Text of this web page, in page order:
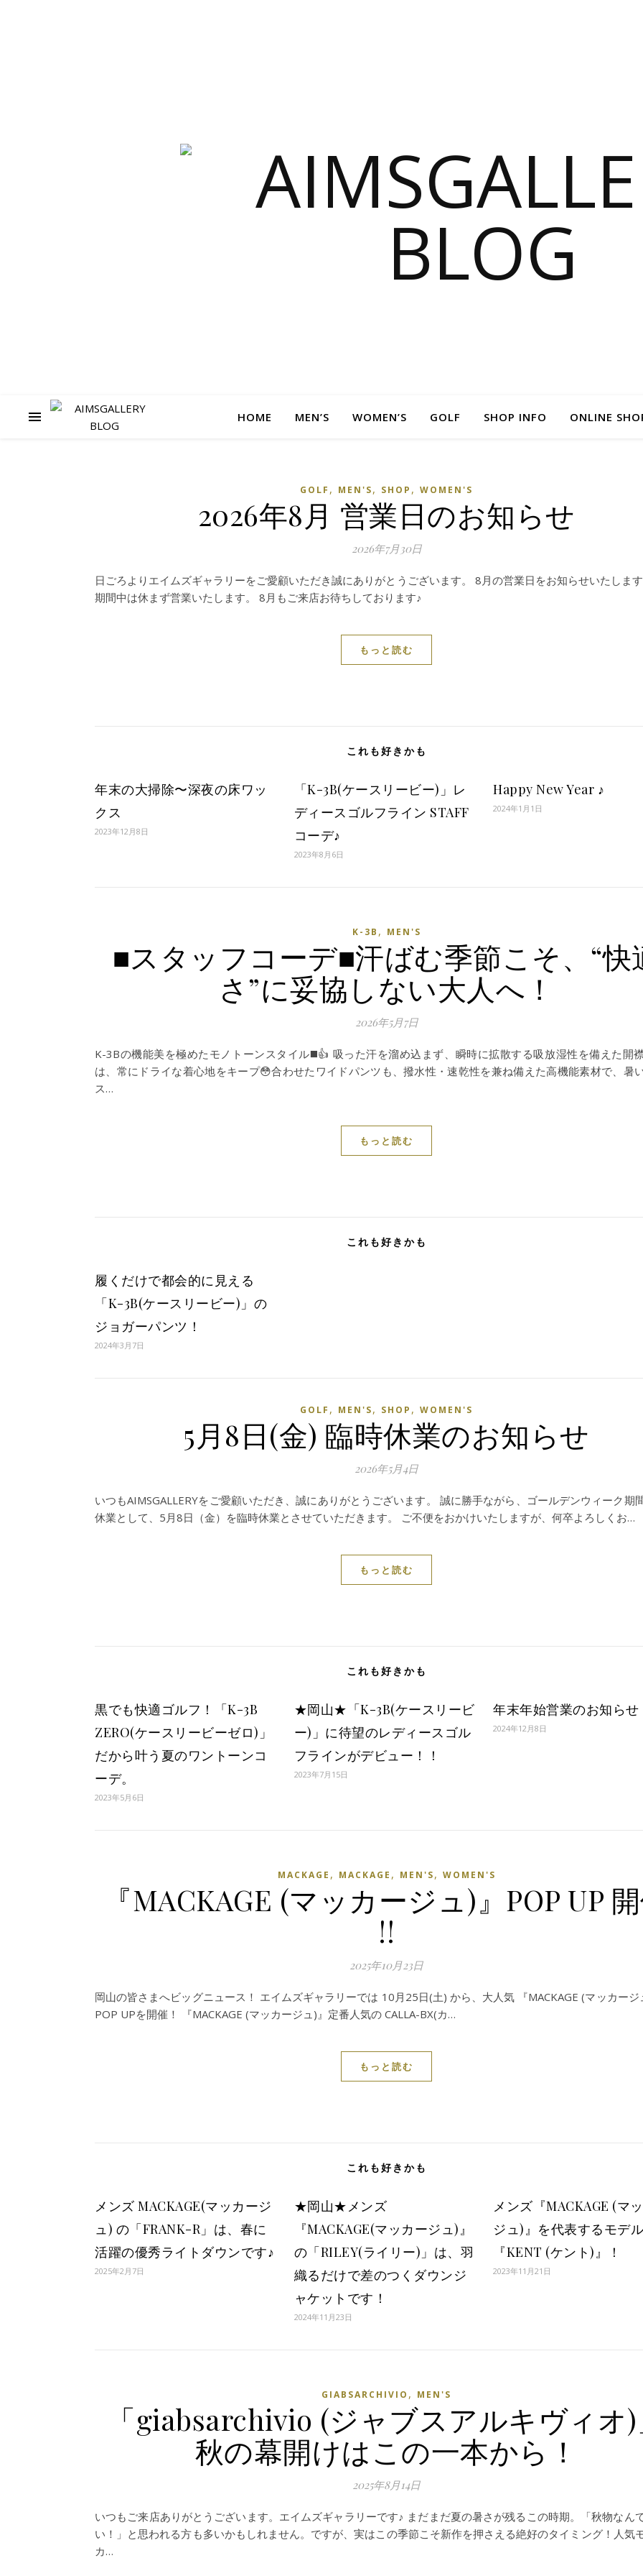
HOME MEN’S WOMEN’S GOLF SHOP INFO ONLINE
GOLF , MEN'S, SHOP , WOMEN'S
2026年8月 営業日のお知らせ
2026年7月30日
日ごろよりエイムズギャラリーをご愛顧いただき誠にありがとうございます。 8月の営業日をお知らせいたしま
期間中は休まず営業いたします。 8月もご来店お待ちしております♪
もっと読む
これも好きかも
年末の大掃除〜深夜の床ワッ
クス
2023年12月8日
「K-3B(ケースリービー)」レ
ディースゴルフライン STAFF
コーデ♪
2023年8月6日
Happy New Year ♪
2024年1月1日
K-3B , MEN'S
■スタッフコーデ■汗ばむ季節こそ、“快
さ”に妥協しない大人へ！
2026年5月7日
K-3Bの機能美を極めたモノトーンスタイル◼️👍 吸った汗を溜め込まず、瞬時に拡散する吸放湿性を備えた開
は、常にドライな着心地をキープ😳合わせたワイドパンツも、撥水性・速乾性を兼ね備えた高機能素材で、暑
ス…
もっと読む
これも好きかも
履くだけで都会的に見える
「K-3B(ケースリービー)」の
ジョガーパンツ！
2024年3月7日
GOLF , MEN'S, SHOP , WOMEN'S
5月8日(金) 臨時休業のお知らせ
2026年5月4日
いつもAIMSGALLERYをご愛顧いただき、誠にありがとうございます。 誠に勝手ながら、ゴールデンウィーク期
休業として、5月8日（金）を臨時休業とさせていただきます。 ご不便をおかけいたしますが、何卒よろしくお…
もっと読む
これも好きかも
黒でも快適ゴルフ！「K-3B
ZERO(ケースリービーゼロ)」
だから叶う夏のワントーンコ
ーデ。
2023年5月6日
★岡山★「K-3B(ケースリービ
ー)」に待望のレディースゴル
フラインがデビュー！！
2023年7月15日
年末年始営業のお知らせ
2024年12月8日
MACKAGE , MACKAGE , MEN'S, WOMEN'S
『MACKAGE (マッカージュ)』POP UP
!!
2025年10月23日
岡山の皆さまへビッグニュース！ エイムズギャラリーでは 10月25日(土) から、大人気 『MACKAGE (マッカージ
POP UPを開催！ 『MACKAGE (マッカージュ)』定番人気の CALLA-BX(カ…
もっと読む
これも好きかも
メンズ MACKAGE(マッカージ
ュ) の「FRANK-R」は、春に
活躍の優秀ライトダウンです♪
2025年2月7日
★岡山★メンズ
『MACKAGE(マッカージュ)』
の「RILEY(ライリー)」は、羽
織るだけで差のつくダウンジ
ャケットです！
2024年11月23日
メンズ『MACKAGE (マ
ジュ)』を代表するモデ
『KENT (ケント)』！
2023年11月21日
GIABSARCHIVIO , MEN'S
「giabsarchivio (ジャブスアルキヴィオ
秋の幕開けはこの一本から！
2025年8月14日
いつもご来店ありがとうございます。エイムズギャラリーです♪ まだまだ夏の暑さが残るこの時期。「秋物なん
い！」と思われる方も多いかもしれません。ですが、実はこの季節こそ新作を押さえる絶好のタイミング！人気
カ…